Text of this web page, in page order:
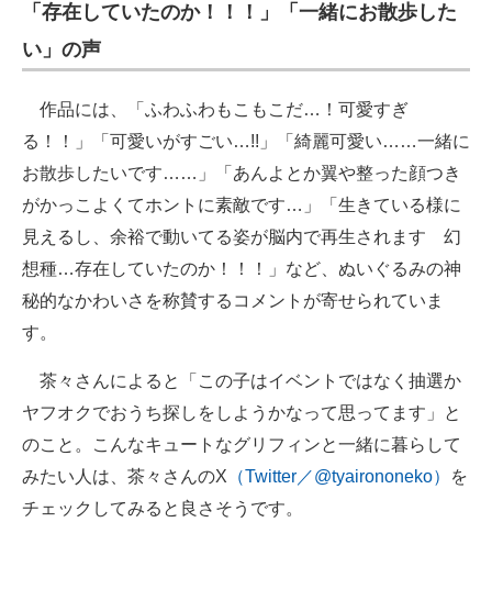
「存在していたのか！！！」「一緒にお散歩した
い」の声
作品には、「ふわふわもこもこだ…！可愛すぎ
る！！」「可愛いがすごい…!!」「綺麗可愛い……一緒に
お散歩したいです……」「あんよとか翼や整った顔つき
がかっこよくてホントに素敵です…」「生きている様に
見えるし、余裕で動いてる姿が脳内で再生されます 幻
想種…存在していたのか！！！」など、ぬいぐるみの神
秘的なかわいさを称賛するコメントが寄せられていま
す。
茶々さんによると「この子はイベントではなく抽選か
ヤフオクでおうち探しをしようかなって思ってます」と
のこと。こんなキュートなグリフィンと一緒に暮らして
みたい人は、茶々さんのX （Twitter／@tyairononeko）
を
チェックしてみると良さそうです。